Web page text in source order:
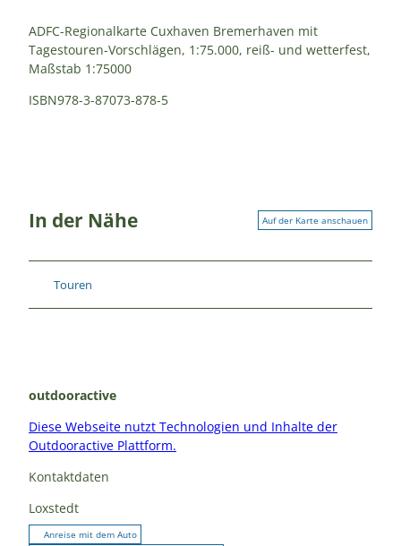
ADFC-Regionalkarte Cuxhaven Bremerhaven mit
Tagestouren-Vorschlägen, 1:75.000, reiß- und wetterfest,
Maßstab 1:75000
ISBN978-3-87073-878-5
In der Nähe Auf der Karte anschauen
Touren
outdooractive
Diese Webseite nutzt Technologien und Inhalte der
Outdooractive Plattform.
Kontaktdaten
Loxstedt
Anreise mit dem Auto